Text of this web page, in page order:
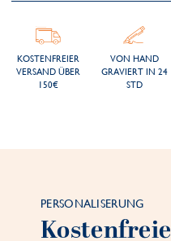
KOSTENFREIER
VERSAND ÜBER
150€
VON HAND
GRAVIERT IN 24
STD
PERSONALISERUNG
Kostenfreie